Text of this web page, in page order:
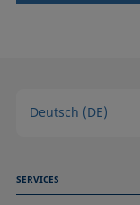
Deutsch (DE)
SERVICES